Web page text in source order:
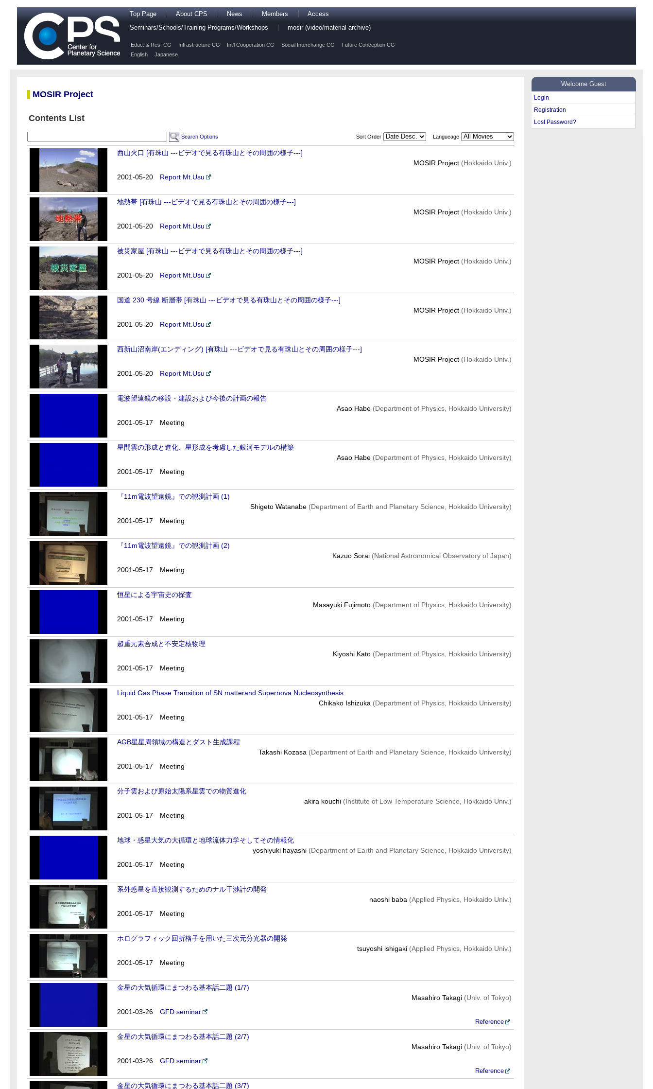
Top Page About CPS News Members
Access
Seminars/Schools/Training Programs/Workshops
mosir (video/material archive)
Educ. & Res. CG Infrastructure CG Int'l Cooperation CG Social Interchange CG
Future Conception CG
English
Japanese
Welcome Guest
Login
Registration
Lost Password?
MOSIR Project
Contents List
Search Options Sort Order Langueage
西山火口 [有珠山 ---ビデオで見る有珠山とその周囲の様子---]
MOSIR Project (Hokkaido Univ.)
2001-05-20
Report Mt.Usu
地熱帯 [有珠山 ---ビデオで見る有珠山とその周囲の様子---]
MOSIR Project (Hokkaido Univ.)
2001-05-20
Report Mt.Usu
被災家屋 [有珠山 ---ビデオで見る有珠山とその周囲の様子---]
MOSIR Project (Hokkaido Univ.)
2001-05-20
Report Mt.Usu
国道 230 号線 断層帯 [有珠山 ---ビデオで見る有珠山とその周囲の様子---]
MOSIR Project (Hokkaido Univ.)
2001-05-20
Report Mt.Usu
西新山沼南岸(エンディング) [有珠山 ---ビデオで見る有珠山とその周囲の様子---]
MOSIR Project (Hokkaido Univ.)
2001-05-20
Report Mt.Usu
電波望遠鏡の移設・建設および今後の計画の報告
Asao Habe (Department of Physics, Hokkaido University)
2001-05-17
Meeting
星間雲の形成と進化、星形成を考慮した銀河モデルの構築
Asao Habe (Department of Physics, Hokkaido University)
2001-05-17
Meeting
『11m電波望遠鏡』での観測計画 (1)
Shigeto Watanabe (Department of Earth and Planetary Science, Hokkaido University)
2001-05-17
Meeting
『11m電波望遠鏡』での観測計画 (2)
Kazuo Sorai (National Astronomical Observatory of Japan)
2001-05-17
Meeting
恒星による宇宙史の探査
Masayuki Fujimoto (Department of Physics, Hokkaido University)
2001-05-17
Meeting
超重元素合成と不安定核物理
Kiyoshi Kato (Department of Physics, Hokkaido University)
2001-05-17
Meeting
Liquid Gas Phase Transition of SN matterand Supernova Nucleosynthesis
Chikako Ishizuka (Department of Physics, Hokkaido University)
2001-05-17
Meeting
AGB星星周領域の構造とダスト生成課程
Takashi Kozasa (Department of Earth and Planetary Science, Hokkaido University)
2001-05-17
Meeting
分子雲および原始太陽系星雲での物質進化
akira kouchi (Institute of Low Temperature Science, Hokkaido Univ.)
2001-05-17
Meeting
地球・惑星大気の大循環と地球流体力学そしてその情報化
yoshiyuki hayashi (Department of Earth and Planetary Science, Hokkaido University)
2001-05-17
Meeting
系外惑星を直接観測するためのナル干渉計の開発
naoshi baba (Applied Physics, Hokkaido Univ.)
2001-05-17
Meeting
ホログラフィック回折格子を用いた三次元分光器の開発
tsuyoshi ishigaki (Applied Physics, Hokkaido Univ.)
2001-05-17
Meeting
金星の大気循環にまつわる基本話二題 (1/7)
Masahiro Takagi (Univ. of Tokyo)
2001-03-26
GFD seminar
Reference
金星の大気循環にまつわる基本話二題 (2/7)
Masahiro Takagi (Univ. of Tokyo)
2001-03-26
GFD seminar
Reference
金星の大気循環にまつわる基本話二題 (3/7)